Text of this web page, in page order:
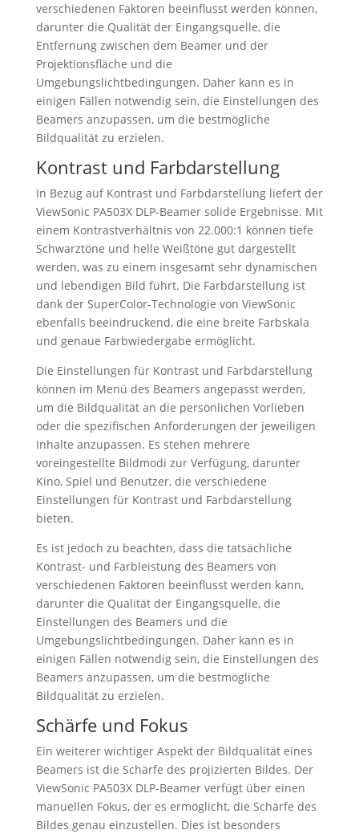
verschiedenen Faktoren beeinflusst werden können,
darunter die Qualität der Eingangsquelle, die
Entfernung zwischen dem Beamer und der
Projektionsfläche und die
Umgebungslichtbedingungen. Daher kann es in
einigen Fällen notwendig sein, die Einstellungen des
Beamers anzupassen, um die bestmögliche
Bildqualität zu erzielen.
Kontrast und Farbdarstellung
In Bezug auf Kontrast und Farbdarstellung liefert der
ViewSonic PA503X DLP-Beamer solide Ergebnisse. Mit
einem Kontrastverhältnis von 22.000:1 können tiefe
Schwarztöne und helle Weißtöne gut dargestellt
werden, was zu einem insgesamt sehr dynamischen
und lebendigen Bild führt. Die Farbdarstellung ist
dank der SuperColor-Technologie von ViewSonic
ebenfalls beeindruckend, die eine breite Farbskala
und genaue Farbwiedergabe ermöglicht.
Die Einstellungen für Kontrast und Farbdarstellung
können im Menü des Beamers angepasst werden,
um die Bildqualität an die persönlichen Vorlieben
oder die spezifischen Anforderungen der jeweiligen
Inhalte anzupassen. Es stehen mehrere
voreingestellte Bildmodi zur Verfügung, darunter
Kino, Spiel und Benutzer, die verschiedene
Einstellungen für Kontrast und Farbdarstellung
bieten.
Es ist jedoch zu beachten, dass die tatsächliche
Kontrast- und Farbleistung des Beamers von
verschiedenen Faktoren beeinflusst werden kann,
darunter die Qualität der Eingangsquelle, die
Einstellungen des Beamers und die
Umgebungslichtbedingungen. Daher kann es in
einigen Fällen notwendig sein, die Einstellungen des
Beamers anzupassen, um die bestmögliche
Bildqualität zu erzielen.
Schärfe und Fokus
Ein weiterer wichtiger Aspekt der Bildqualität eines
Beamers ist die Schärfe des projizierten Bildes. Der
ViewSonic PA503X DLP-Beamer verfügt über einen
manuellen Fokus, der es ermöglicht, die Schärfe des
Bildes genau einzustellen. Dies ist besonders